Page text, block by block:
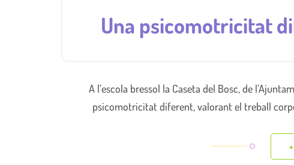
Una psicomotricitat
A l’escola bressol la Caseta del Bosc, de
psicomotricitat diferent, valorant el treball